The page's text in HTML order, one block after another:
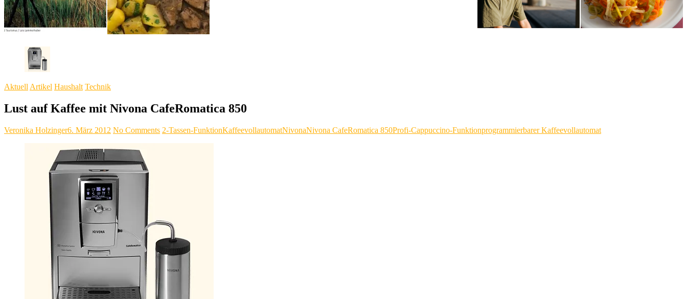
AktuellArtikel Haushalt Technik
Lust auf Kaffee mit Nivona CafeRomatica 850
Veronika Holzinger6. März 2012 No Comments 2-Tassen-FunktionKaffeevollautomatNivonaNivona CafeRomatica 850Profi-Cappuccino-Funktionprogrammierbarer Kaffeevollautomat